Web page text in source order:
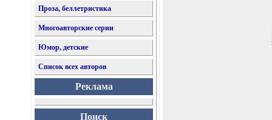
Проза, беллетристика
Многоавторские серии
Юмор, детские
Список всех авторов
Реклама
Поиск